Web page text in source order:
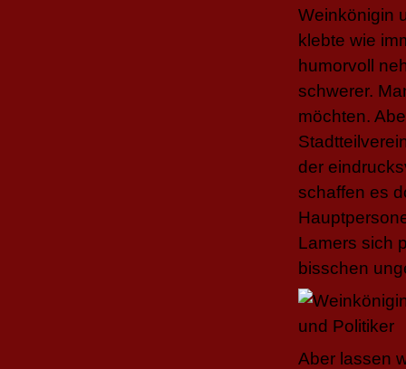
Weinkönigin
klebte wie
humorvoll
schwerer.
möchten.
der
schaffen es
Lamers sich
bisschen
Aber lassen